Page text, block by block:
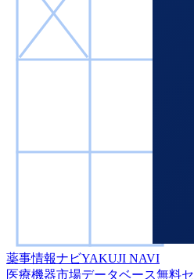
薬事情報ナビYAKUJI NAVI
医療機器市場データベース無料